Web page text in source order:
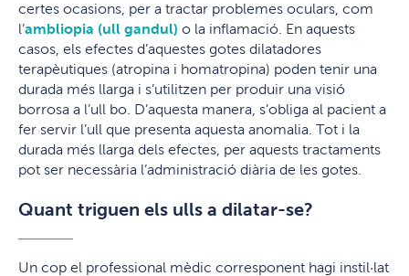
certes ocasions, per a tractar problemes oculars, com
l’ambliopia (ull gandul) o la inflamació. En aquests
casos, els efectes d’aquestes gotes dilatadores
terapèutiques (atropina i homatropina) poden tenir una
durada més llarga i s’utilitzen per produir una visió
borrosa a l’ull bo. D’aquesta manera, s’obliga al pacient a
fer servir l’ull que presenta aquesta anomalia. Tot i la
durada més llarga dels efectes, per aquests tractaments
pot ser necessària l’administració diària de les gotes.
Quant triguen els ulls a dilatar-se?
Un cop el professional mèdic corresponent hagi instil·lat